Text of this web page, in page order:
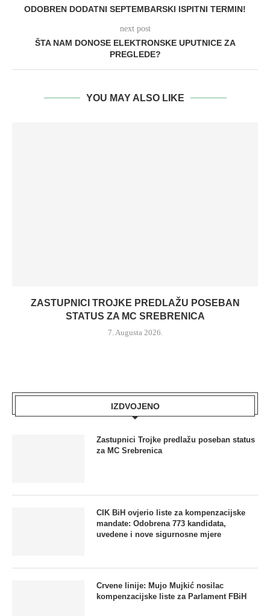
ODOBREN DODATNI SEPTEMBARSKI ISPITNI TERMIN!
next post
ŠTA NAM DONOSE ELEKTRONSKE UPUTNICE ZA
PREGLEDE?
YOU MAY ALSO LIKE
ZASTUPNICI TROJKE PREDLAŽU POSEBAN
STATUS ZA MC SREBRENICA
7. Augusta 2026.
IZDVOJENO
Zastupnici Trojke predlažu poseban status
za MC Srebrenica
CIK BiH ovjerio liste za kompenzacijske
mandate: Odobrena 773 kandidata,
uvedene i nove sigurnosne mjere
Crvene linije: Mujo Mujkić nosilac
kompenzacijske liste za Parlament FBiH